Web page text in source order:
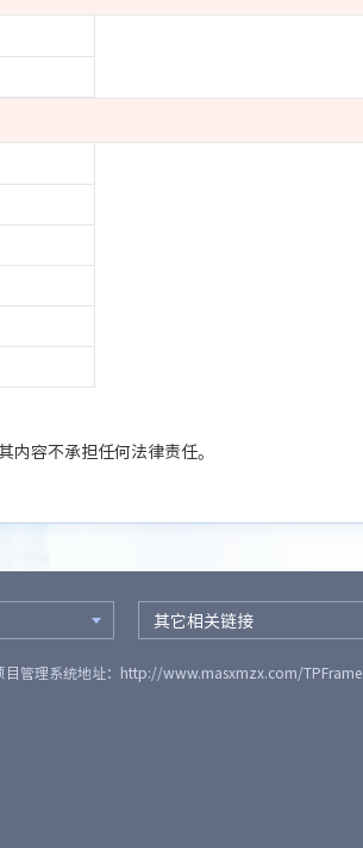
容不承担任何法律责任。
其它相关链接
管理系统地址： http://www.masxmzx.com/TPFrame